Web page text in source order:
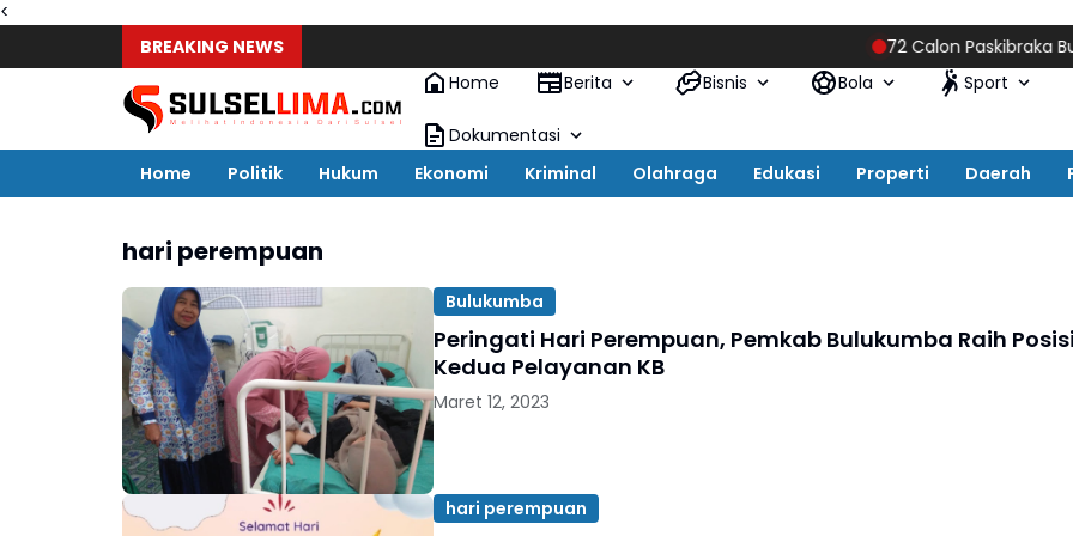
<
BREAKING NEWS
72 Calon Paskibraka
Home
Berita Bisnis Bola Sport
Dokumentasi
Home
Politik Hukum Ekonomi Kriminal Olahraga Edukasi Properti Daerah
hari perempuan
Bulukumba
Peringati Hari Perempuan, Pemkab Bulukumba Raih Posisi
Kedua Pelayanan KB
Maret 12, 2023
hari perempuan